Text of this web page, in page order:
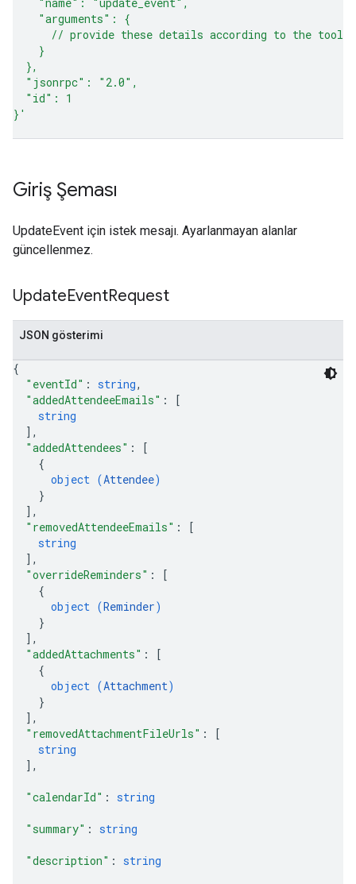
    "arguments": {
// provide these details according to the tool
    }
  },
  "jsonrpc": "2.0",
  "id": 1
}'
Giriş Şeması
UpdateEvent için istek mesajı. Ayarlanmayan alanlar
güncellenmez.
UpdateEventRequest
JSON gösterimi
{
"eventId" : string,
"addedAttendeeEmails" :
[
string
] ,
"addedAttendees" :
[
{
object (Attendee)
}
] ,
"removedAttendeeEmails" :
[
string
] ,
"overrideReminders" :
[
{
object (Reminder)
}
] ,
"addedAttachments" :
[
{
object (Attachment)
}
] ,
"removedAttachmentFileUrls" :
[
string
] ,
"calendarId" : string
"summary" : string
"description" : string